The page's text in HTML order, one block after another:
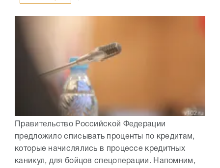
Правительство Российской Федерации
предложило списывать проценты по кредитам,
которые начислялись в процессе кредитных
каникул, для бойцов спецоперации. Напомним,